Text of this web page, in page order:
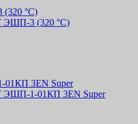
ЭШП‑3 (320 °C)
ЭШП‑1‑01КП 3EN Super